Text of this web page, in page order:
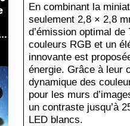
En combinant la
seulement 2,8 × 2,8
d’émission optimal
couleurs RGB et un
innovante est
énergie. Grâce à leur
dynamique des
pour les murs
un contraste jusqu’à
LED blancs.